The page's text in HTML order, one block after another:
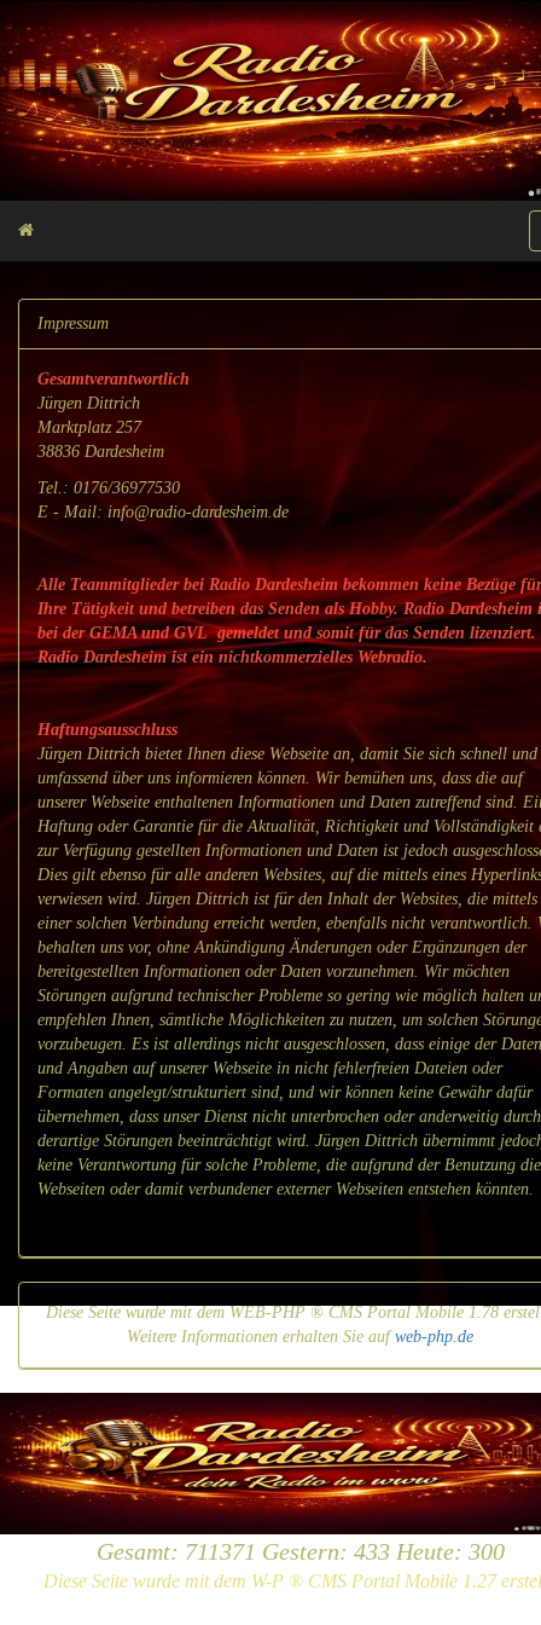
Impressum
Gesamtverantwortlich
Jürgen Dittrich
Marktplatz 257
38836 Dardesheim
Tel.: 0176/36977530
E - Mail: info@radio-dardesheim.de
Alle Teammitglieder bei Radio Dardesheim bekommen keine Bezüge für
Ihre Tätigkeit und betreiben das Senden als Hobby. Radio Dardesheim
bei der GEMA und GVL gemeldet und somit für das Senden lizenziert.
Radio Dardesheim ist ein nichtkommerzielles Webradio.
Haftungsausschluss
Jürgen Dittrich bietet Ihnen diese Webseite an, damit Sie sich schnell und
umfassend über uns informieren können. Wir bemühen uns, dass die auf
unserer Webseite enthaltenen Informationen und Daten zutreffend sind.
Haftung oder Garantie für die Aktualität, Richtigkeit und Vollständigkeit
zur Verfügung gestellten Informationen und Daten ist jedoch
Dies gilt ebenso für alle anderen Websites, auf die mittels eines
verwiesen wird. Jürgen Dittrich ist für den Inhalt der Websites, die mittels
einer solchen Verbindung erreicht werden, ebenfalls nicht verantwortlich.
behalten uns vor, ohne Ankündigung Änderungen oder Ergänzungen der
bereitgestellten Informationen oder Daten vorzunehmen. Wir möchten
Störungen aufgrund technischer Probleme so gering wie möglich halten
empfehlen Ihnen, sämtliche Möglichkeiten zu nutzen, um solchen
vorzubeugen. Es ist allerdings nicht ausgeschlossen, dass einige der Daten
und Angaben auf unserer Webseite in nicht fehlerfreien Dateien oder
Formaten angelegt/strukturiert sind, und wir können keine Gewähr dafür
übernehmen, dass unser Dienst nicht unterbrochen oder anderweitig durch
derartige Störungen beeinträchtigt wird. Jürgen Dittrich übernimmt
keine Verantwortung für solche Probleme, die aufgrund der Benutzung
Webseiten oder damit verbundener externer Webseiten entstehen könnten.
Diese Seite wurde mit dem WEB-PHP ® CMS Portal Mobile 1.78
Weitere Informationen erhalten Sie aufweb-php.de
Gesamt: 711371 Gestern: 433 Heute: 300
Diese Seite wurde mit dem W-P ® CMS Portal Mobile 1.27